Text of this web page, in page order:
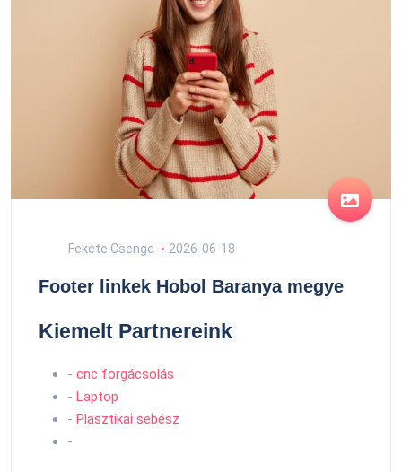
Fekete Csenge 2026-06-18
Footer linkek Hobol Baranya megye
Kiemelt Partnereink
- cnc forgácsolás
- Laptop
- Plasztikai sebész
-